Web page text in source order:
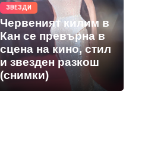
ЗВЕЗДИ
Червеният килим в
Кан се превърна в
сцена на кино, стил
и звезден разкош
(снимки)